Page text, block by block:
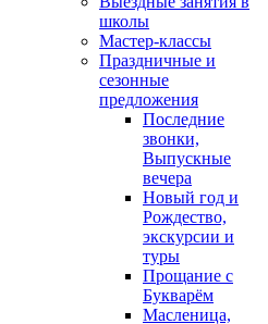
школы
Мастер-классы
Праздничные и
сезонные
предложения
Последние
звонки,
Выпускные
вечера
Новый год и
Рождество,
экскурсии и
туры
Прощание с
Букварём
Масленица,